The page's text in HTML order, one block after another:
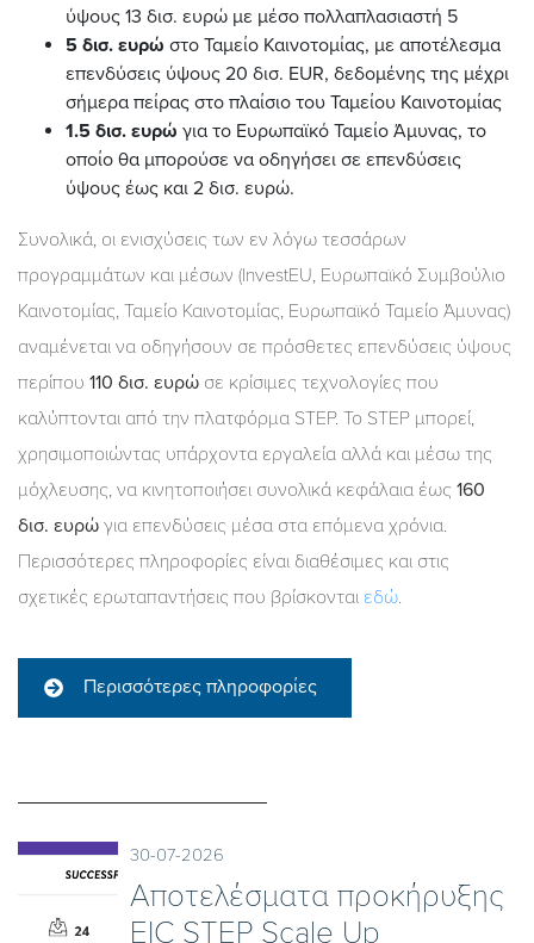
ύψους 13 δισ. ευρώ με μέσο πολλαπλασιαστή 5
5 δισ. ευρώ στο Ταμείο Καινοτομίας, με αποτέλεσμα
επενδύσεις ύψους 20 δισ. EUR, δεδομένης της μέχρι
σήμερα πείρας στο πλαίσιο του Ταμείου Καινοτομίας
1.5 δισ. ευρώ για το Ευρωπαϊκό Ταμείο Άμυνας, το
οποίο θα μπορούσε να οδηγήσει σε επενδύσεις
ύψους έως και 2 δισ. ευρώ.
Συνολικά, οι ενισχύσεις των εν λόγω τεσσάρων
προγραμμάτων και μέσων (InvestEU, Ευρωπαϊκό Συμβούλιο
Καινοτομίας, Ταμείο Καινοτομίας, Ευρωπαϊκό Ταμείο Άμυνας)
αναμένεται να οδηγήσουν σε πρόσθετες επενδύσεις ύψους
περίπου 110 δισ. ευρώ σε κρίσιμες τεχνολογίες που
καλύπτονται από την πλατφόρμα STEP. Το STEP μπορεί,
χρησιμοποιώντας υπάρχοντα εργαλεία αλλά και μέσω της
μόχλευσης, να κινητοποιήσει συνολικά κεφάλαια έως 160
δισ. ευρώ για επενδύσεις μέσα στα επόμενα χρόνια.
Περισσότερες πληροφορίες είναι διαθέσιμες και στις
σχετικές ερωταπαντήσεις που βρίσκονται εδώ.
Περισσότερες πληροφορίες
30-07-2026
Αποτελέσματα προκήρυξης
EIC STEP Scale Up